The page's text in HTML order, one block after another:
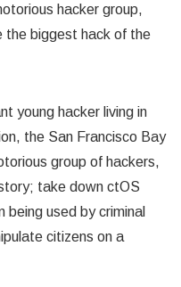
hacker group,
the biggest hack of the
young hacker living in
the San Francisco Bay
group of hackers,
take down ctOS
used by criminal
citizens on a